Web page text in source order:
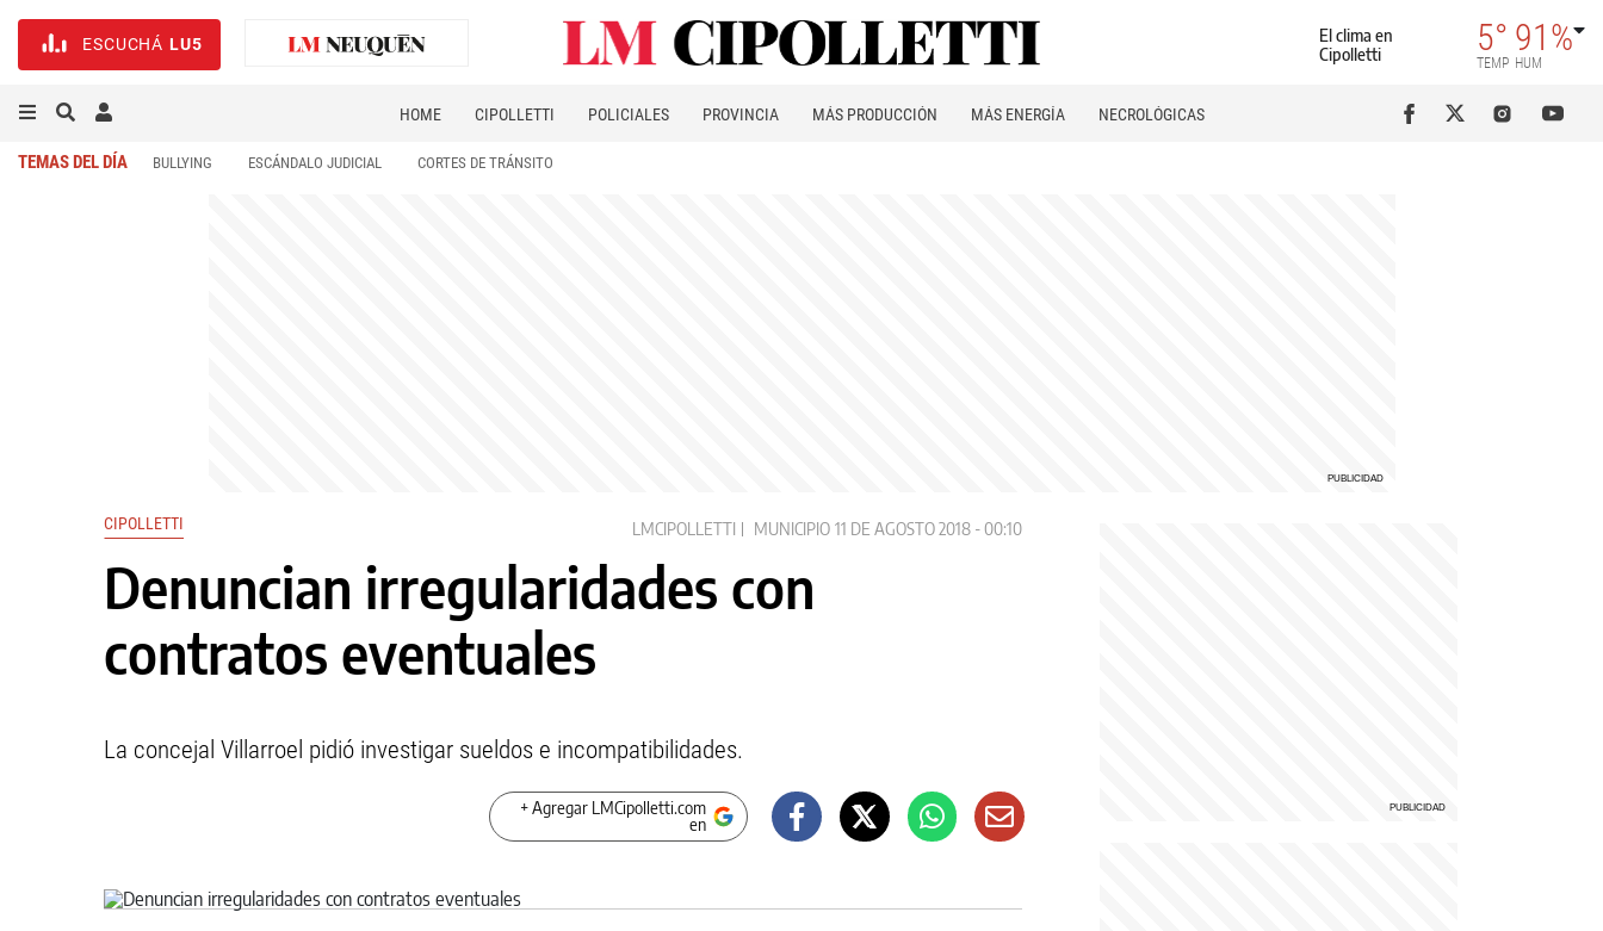
ESCUCHÁ LU5
El clima en
Cipolletti
5°
TEMP
91%
HUM
HOME CIPOLLETTI POLICIALES PROVINCIA MÁS PRODUCCIÓN MÁS ENERGÍA NECROLÓGICAS
TEMAS DEL DÍA BULLYING ESCÁNDALO JUDICIAL CORTES DE TRÁNSITO
CIPOLLETTI LMCIPOLLETTI MUNICIPIO 11 DE AGOSTO 2018 - 00:10
Denuncian irregularidades con
contratos eventuales
La concejal Villarroel pidió investigar sueldos e incompatibilidades.
+ Agregar LMCipolletti.com
en